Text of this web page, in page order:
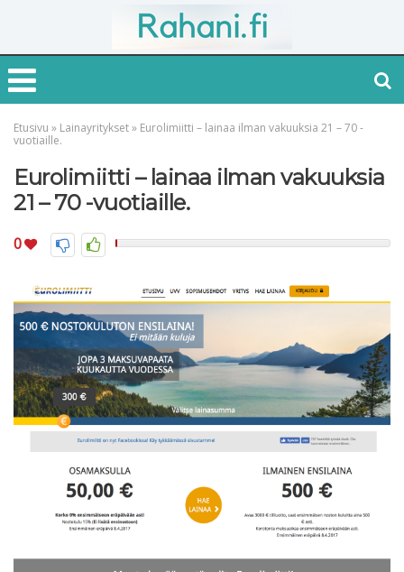
Etusivu » Lainayritykset» Eurolimiitti – lainaa ilman vakuuksia 21 – 70 -
vuotiaille.
Eurolimiitti – lainaa ilman vakuuksia
21 – 70 -vuotiaille.
0